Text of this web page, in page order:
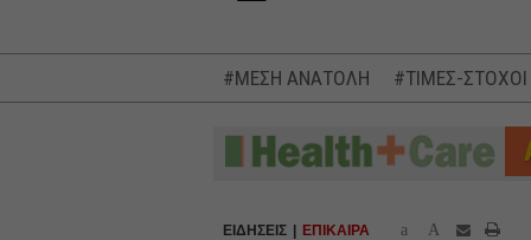
#ΜΕΣΗ ΑΝΑΤΟΛΗ #ΤΙΜΕΣ-
ΕΙΔΗΣΕΙΣ ΕΠΙΚΑΙΡΑ a A